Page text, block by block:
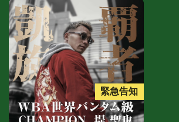
緊急告知